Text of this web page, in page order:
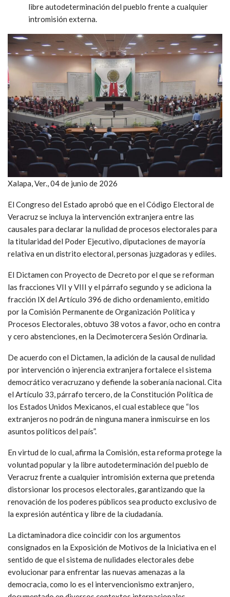
libre autodeterminación del pueblo frente a cualquier
intromisión externa.
Xalapa, Ver., 04 de junio de 2026
El Congreso del Estado aprobó que en el Código Electoral de
Veracruz se incluya la intervención extranjera entre las
causales para declarar la nulidad de procesos electorales para
la titularidad del Poder Ejecutivo, diputaciones de mayoría
relativa en un distrito electoral, personas juzgadoras y ediles.
El Dictamen con Proyecto de Decreto por el que se reforman
las fracciones VII y VIII y el párrafo segundo y se adiciona la
fracción IX del Artículo 396 de dicho ordenamiento, emitido
por la Comisión Permanente de Organización Política y
Procesos Electorales, obtuvo 38 votos a favor, ocho en contra
y cero abstenciones, en la Decimotercera Sesión Ordinaria.
De acuerdo con el Dictamen, la adición de la causal de nulidad
por intervención o injerencia extranjera fortalece el sistema
democrático veracruzano y defiende la soberanía nacional. Cita
el Artículo 33, párrafo tercero, de la Constitución Política de
los Estados Unidos Mexicanos, el cual establece que “los
extranjeros no podrán de ninguna manera inmiscuirse en los
asuntos políticos del país”.
En virtud de lo cual, afirma la Comisión, esta reforma protege la
voluntad popular y la libre autodeterminación del pueblo de
Veracruz frente a cualquier intromisión externa que pretenda
distorsionar los procesos electorales, garantizando que la
renovación de los poderes públicos sea producto exclusivo de
la expresión auténtica y libre de la ciudadanía.
La dictaminadora dice coincidir con los argumentos
consignados en la Exposición de Motivos de la Iniciativa en el
sentido de que el sistema de nulidades electorales debe
evolucionar para enfrentar las nuevas amenazas a la
democracia, como lo es el intervencionismo extranjero,